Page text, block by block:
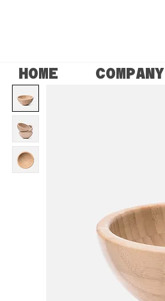
HOME COMPANY